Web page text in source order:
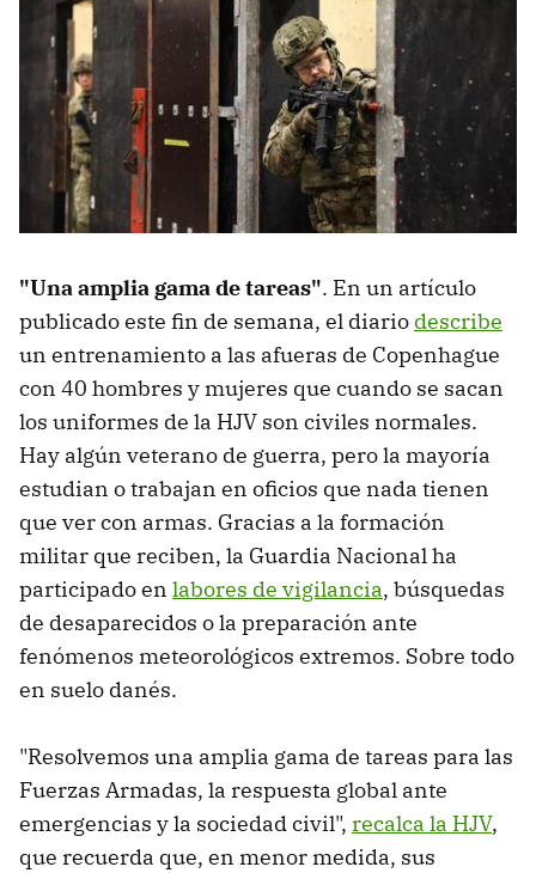
"Una amplia gama de tareas". En un artículo
publicado este fin de semana, el diario describe
un entrenamiento a las afueras de Copenhague
con 40 hombres y mujeres que cuando se sacan
los uniformes de la HJV son civiles normales.
Hay algún veterano de guerra, pero la mayoría
estudian o trabajan en oficios que nada tienen
que ver con armas. Gracias a la formación
militar que reciben, la Guardia Nacional ha
participado en labores de vigilancia, búsquedas
de desaparecidos o la preparación ante
fenómenos meteorológicos extremos. Sobre todo
en suelo danés.
"Resolvemos una amplia gama de tareas para las
Fuerzas Armadas, la respuesta global ante
emergencias y la sociedad civil", recalca la HJV,
que recuerda que, en menor medida, sus